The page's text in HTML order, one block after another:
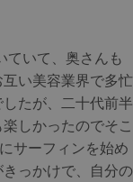
ていて、奥さんも
い美容業界で多忙
たが、二十代前半
しかったのでそこ
サーフィンを始め
っかけで、自分の